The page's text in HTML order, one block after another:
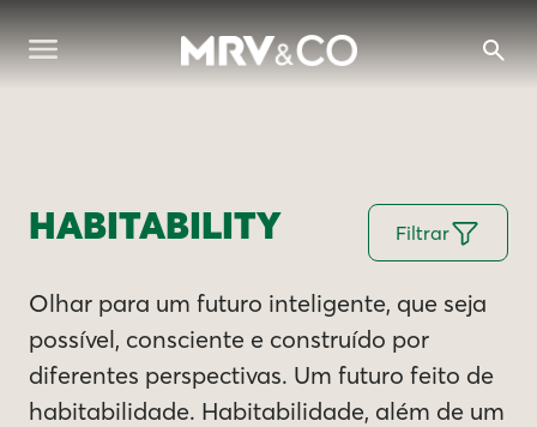
HABITABILITY Filtrar
Olhar para um futuro inteligente, que seja
possível, consciente e construído por
diferentes perspectivas. Um futuro feito de
habitabilidade. Habitabilidade, além de um